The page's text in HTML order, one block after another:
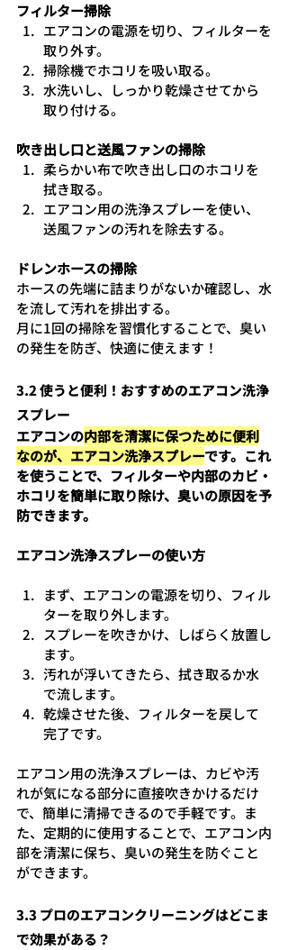
フィルター掃除
エアコンの電源を切り、フィルターを
取り外す。
掃除機でホコリを吸い取る。
水洗いし、しっかり乾燥させてから
取り付ける。
吹き出し口と送風ファンの掃除
柔らかい布で吹き出し口のホコリを
拭き取る。
エアコン用の洗浄スプレーを使い、
送風ファンの汚れを除去する。
ドレンホースの掃除
ホースの先端に詰まりがないか確認し、水
を流して汚れを排出する。
月に1回の掃除を習慣化することで、臭い
の発生を防ぎ、快適に使えます！
3.2 使うと便利！おすすめのエアコン洗浄
スプレー
エアコンの内部を清潔に保つために便利
なのが、エアコン洗浄スプレーです。これ
を使うことで、フィルターや内部のカビ・
ホコリを簡単に取り除け、臭いの原因を予
防できます。
エアコン洗浄スプレーの使い方
まず、エアコンの電源を切り、フィル
ターを取り外します。
スプレーを吹きかけ、しばらく放置し
ます。
汚れが浮いてきたら、拭き取るか水
で流します。
乾燥させた後、フィルターを戻して
完了です。
エアコン用の洗浄スプレーは、カビや汚
れが気になる部分に直接吹きかけるだけ
で、簡単に清掃できるので手軽です。ま
た、定期的に使用することで、エアコン内
部を清潔に保ち、臭いの発生を防ぐこと
ができます。
3.3 プロのエアコンクリーニングはどこま
で効果がある？